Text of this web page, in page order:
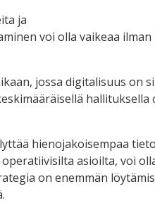
ja
voi olla vaikeaa
jossa digitalisuus on
hallituksella
hienojakoisempaa
asioilta, voi
on enemmän